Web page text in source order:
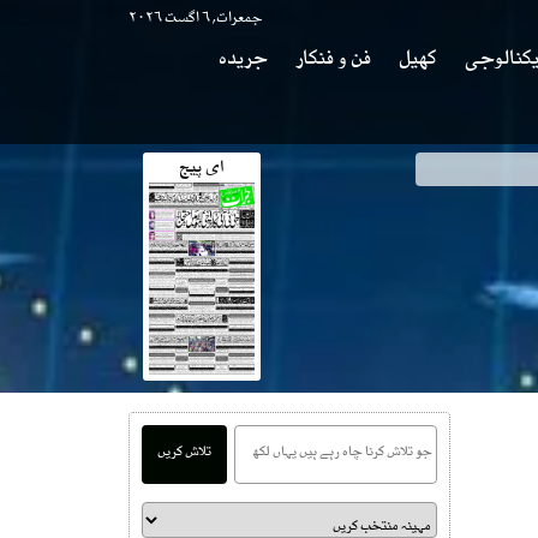
جمعرات, ۶ اگست ۲۰۲۶
کھیل فن و فنکار
جریدہ
ای پیج
تلاش کریں